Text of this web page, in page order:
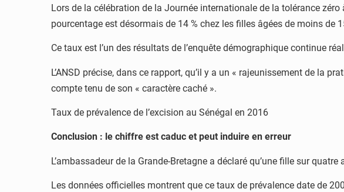
Lors de la célébration de la Journée internationale de la tolérance
pourcentage est désormais de 14 % chez les filles âgées de moins de
Ce taux est l’un des résultats de l’enquête démographique continue
L’ANSD précise, dans ce rapport, qu’il y a un « rajeunissement de la
compte tenu de son « caractère caché ».
Taux de prévalence de l’excision au Sénégal en 2016
Conclusion : le chiffre est caduc et peut induire en erreur
L’ambassadeur de la Grande-Bretagne a déclaré qu’une fille sur
Les données officielles montrent que ce taux de prévalence date de